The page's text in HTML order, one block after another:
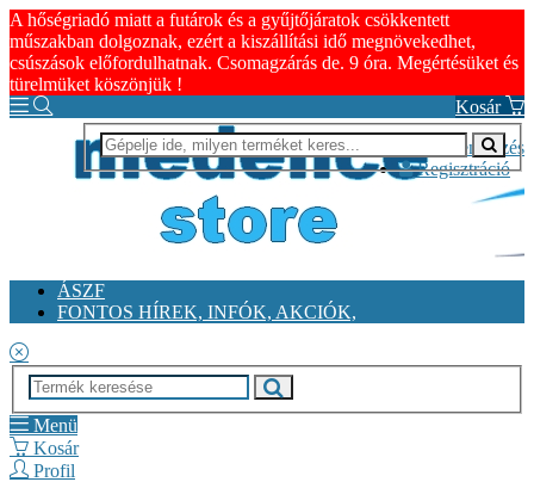
A hőségriadó miatt a futárok és a gyűjtőjáratok csökkentett
műszakban dolgoznak, ezért a kiszállítási idő megnövekedhet,
csúszások előfordulhatnak. Csomagzárás de. 9 óra. Megértésüket és
türelmüket köszönjük !
Kosár
Bejelentkezés
Regisztráció
ÁSZF
FONTOS HÍREK, INFÓK, AKCIÓK,
Menü
Kosár
Profil